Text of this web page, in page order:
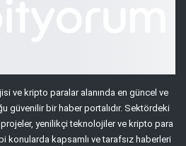
ve kripto paralar alanında en güncel ve
güvenilir bir haber portalıdır. Sektördeki
yenilikçi teknolojiler ve kripto para
konularda kapsamlı ve tarafsız haberleri